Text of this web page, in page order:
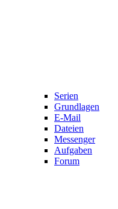
Serien
Grundlagen
E-Mail
Dateien
Messenger
Aufgaben
Forum